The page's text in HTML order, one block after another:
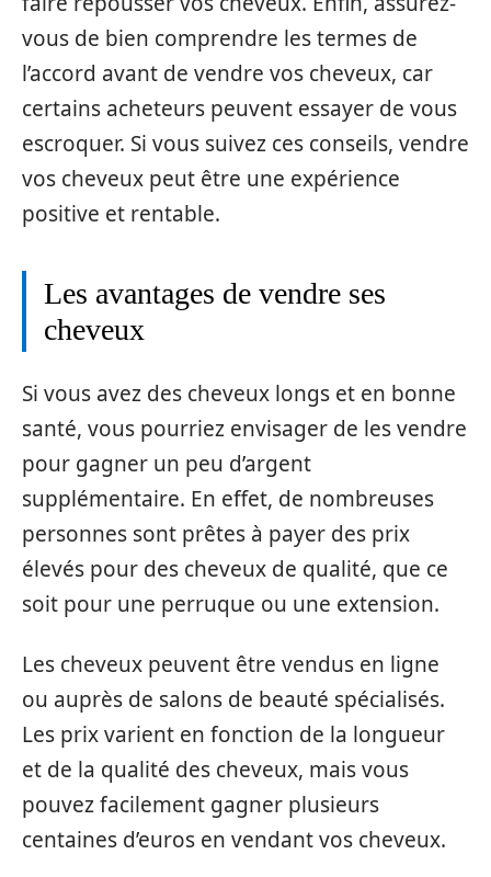
vous de bien comprendre les termes de
l’accord avant de vendre vos cheveux, car
certains acheteurs peuvent essayer de vous
escroquer. Si vous suivez ces conseils, vendre
vos cheveux peut être une expérience
positive et rentable.
Les avantages de vendre ses
cheveux
Si vous avez des cheveux longs et en bonne
santé, vous pourriez envisager de les vendre
pour gagner un peu d’argent
supplémentaire. En effet, de nombreuses
personnes sont prêtes à payer des prix
élevés pour des cheveux de qualité, que ce
soit pour une perruque ou une extension.
Les cheveux peuvent être vendus en ligne
ou auprès de salons de beauté spécialisés.
Les prix varient en fonction de la longueur
et de la qualité des cheveux, mais vous
pouvez facilement gagner plusieurs
centaines d’euros en vendant vos cheveux.